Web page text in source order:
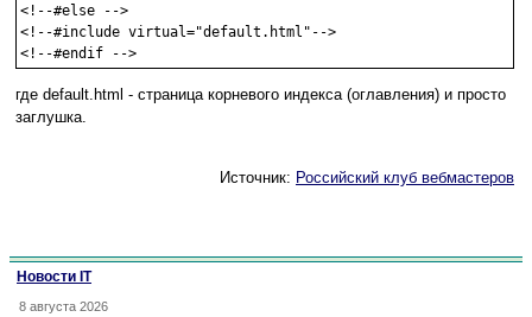
<!--#else -->
<!--#include virtual="default.html"-->
<!--#endif -->
где default.html - страница корневого индекса (оглавления) и просто
заглушка.
Источник: Российский клуб вебмастеров
Новости IT
8 августа 2026